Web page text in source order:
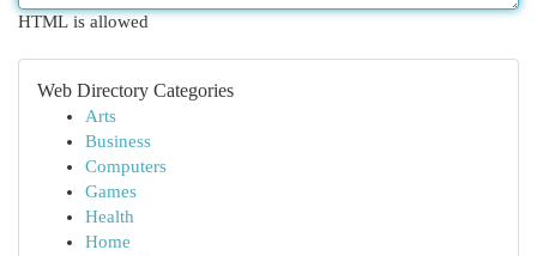
HTML is allowed
Web Directory Categories
Arts
Business
Computers
Games
Health
Home